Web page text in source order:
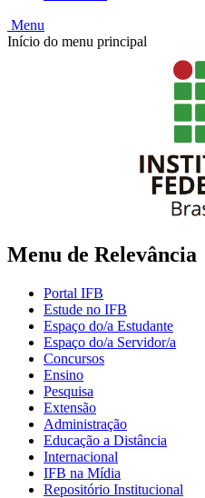
Menu
Início do menu principal
Menu de Relevância
Portal IFB
Estude no IFB
Espaço do/a Estudante
Espaço do/a Servidor/a
Concursos
Ensino
Pesquisa
Extensão
Administração
Educação a Distância
Internacional
IFB na Mídia
Repositório Institucional